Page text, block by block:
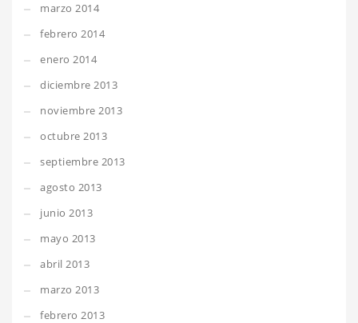
marzo 2014
febrero 2014
enero 2014
diciembre 2013
noviembre 2013
octubre 2013
septiembre 2013
agosto 2013
junio 2013
mayo 2013
abril 2013
marzo 2013
febrero 2013